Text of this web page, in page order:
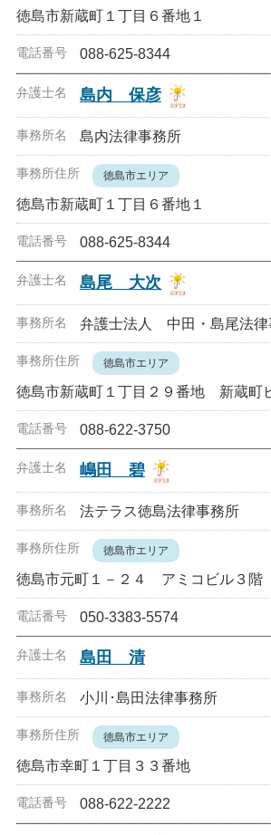
徳島市新蔵町１丁目６番地１
088-625-8344
島内 保彦
島内法律事務所
徳島市エリア
徳島市新蔵町１丁目６番地１
088-625-8344
島尾 大次
弁護士法人 中田・島尾法律
徳島市エリア
徳島市新蔵町１丁目２９番地 新蔵町
088-622-3750
嶋田 碧
法テラス徳島法律事務所
徳島市エリア
徳島市元町１－２４ アミコビル３階
050-3383-5574
島田 清
小川･島田法律事務所
徳島市エリア
徳島市幸町１丁目３３番地
088-622-2222